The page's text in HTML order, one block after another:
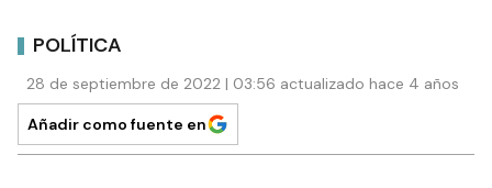
POLÍTICA
28 de septiembre de 2022 | 03:56 actualizado hace 4 años
Añadir como fuente en